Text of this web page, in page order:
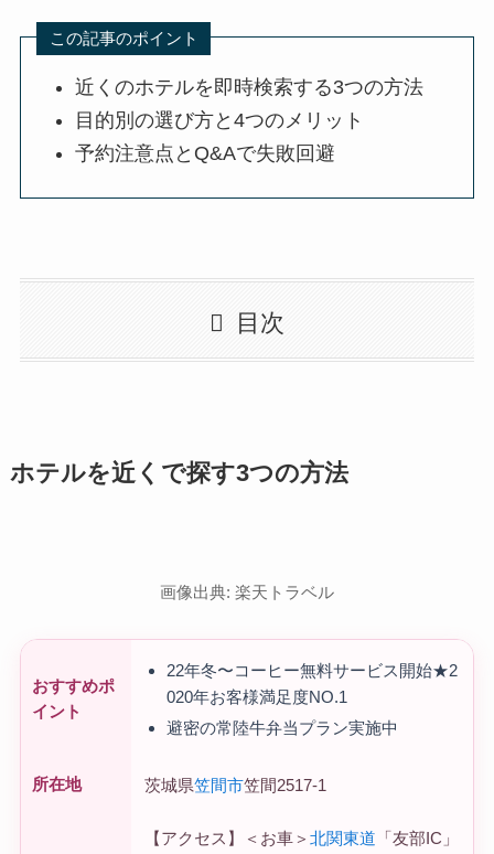
この記事のポイント
近くのホテルを即時検索する3つの方法
目的別の選び方と4つのメリット
予約注意点とQ&Aで失敗回避
目次
ホテルを近くで探す3つの方法
画像出典: 楽天トラベル
おすすめポ
イント
22年冬〜コーヒー無料サービス開始★2
020年お客様満足度NO.1
避密の常陸牛弁当プラン実施中
所在地 茨城県笠間市笠間2517-1
【アクセス】＜お車＞ 北関東道 「友部IC」